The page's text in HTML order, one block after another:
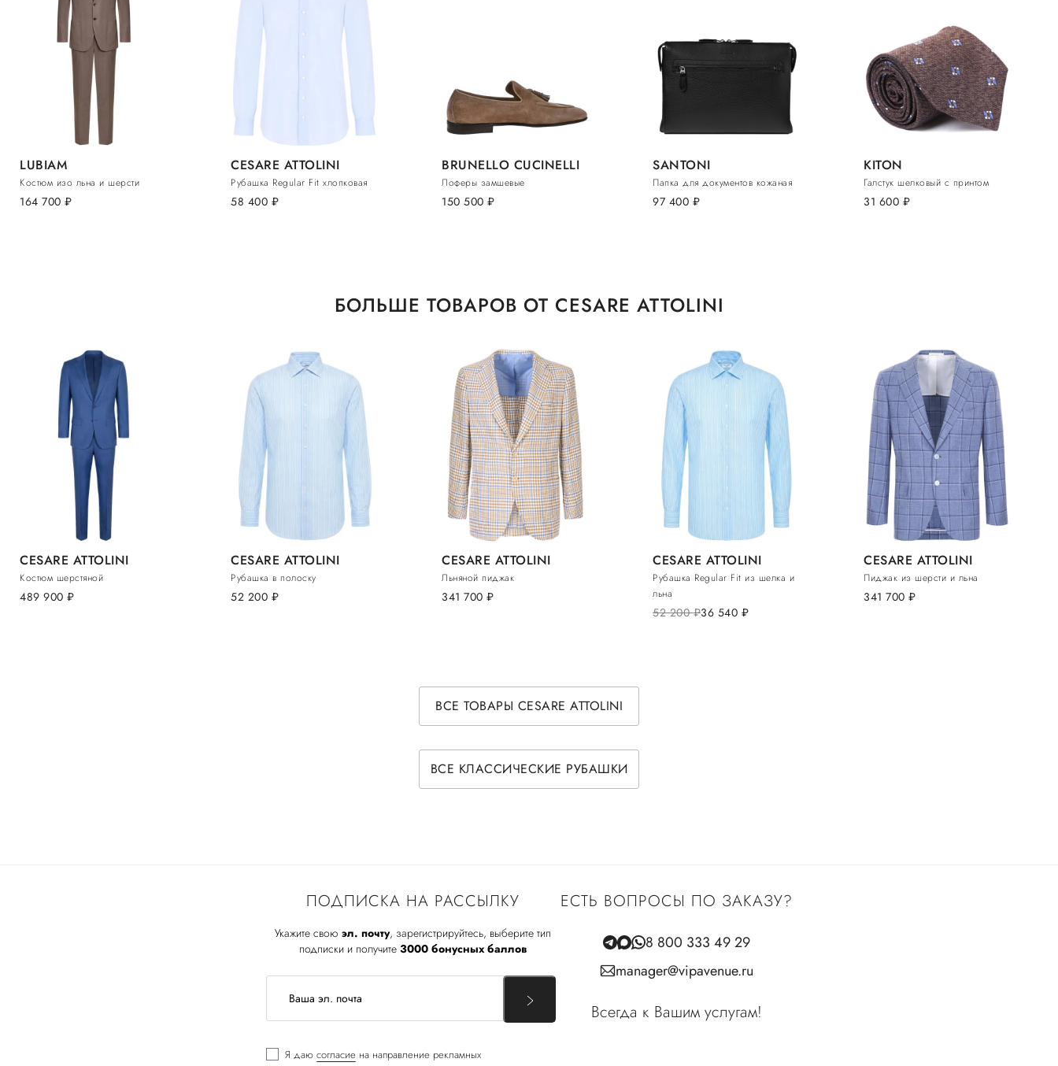
LUBIAM
Костюм изо льна и шерсти
164 700 руб.
CESARE ATTOLINI
Рубашка Regular Fit хлопковая
58 400 руб.
BRUNELLO CUCINELLI
Лоферы замшевые
150 500 руб.
SANTONI
Папка для документов кожаная
97 400 руб.
KITON
Галстук шелковый с принтом
31 600 руб.
БОЛЬШЕ ТОВАРОВ ОТ CESARE ATTOLINI
CESARE ATTOLINI
Костюм шерстяной
489 900 руб.
CESARE ATTOLINI
Рубашка в полоску
52 200 руб.
CESARE ATTOLINI
Льняной пиджак
341 700 руб.
CESARE ATTOLINI
Рубашка Regular Fit из шелка и
льна
52 200руб.36 540 руб.
CESARE ATTOLINI
Пиджак из шерсти и льна
341 700 руб.
ВСЕ ТОВАРЫ CESARE ATTOLINI
ВСЕ КЛАССИЧЕСКИЕ РУБАШКИ
ПОДПИСКА НА РАССЫЛКУ
Укажите свою эл. почту, зарегистрируйтесь, выберите тип
подписки и получите 3000 бонусных баллов
Я даю согласие на направление рекламных
ЕСТЬ ВОПРОСЫ ПО ЗАКАЗУ?
8 800 333 49 29
manager@vipavenue.ru
Всегда к Вашим услугам!